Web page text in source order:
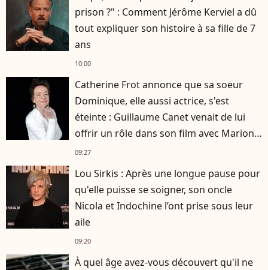
prison ?" : Comment Jérôme Kerviel a dû
tout expliquer son histoire à sa fille de 7
ans
10:00
Catherine Frot annonce que sa soeur
Dominique, elle aussi actrice, s'est
éteinte : Guillaume Canet venait de lui
offrir un rôle dans son film avec Marion
Cotillard
09:27
Lou Sirkis : Après une longue pause pour
qu'elle puisse se soigner, son oncle
Nicola et Indochine l’ont prise sous leur
aile
09:20
À quel âge avez-vous découvert qu'il ne